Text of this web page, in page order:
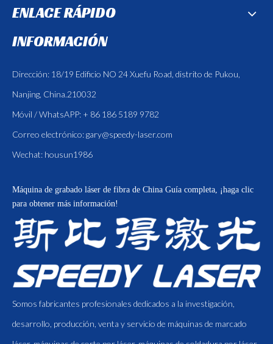
ENLACE RÁPIDO
INFORMACIÓN
Dirección: 18/19 Edificio NO 24 Xuefu Road, distrito de Pukou,
Nanjing, China.210032
Móvil / WhatsAPP: + 86 186 5189 9782
Correo electrónico:gary@speedy-laser.com
Wechat: housun1986
Máquina de grabado láser de fibra de China Guía completa, ¡haga clic
para obtener más información!
Somos fabricantes profesionales dedicados a la investigación,
desarrollo, producción, venta y servicio de máquinas de marcado